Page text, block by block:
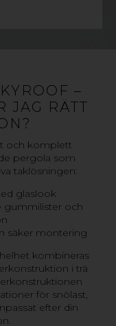
–
JAG RÄTT
och komplett
pergola som
taklösningen:
glaslook
gummilister och
säker montering
kombineras
i trä
för snölast,
efter din